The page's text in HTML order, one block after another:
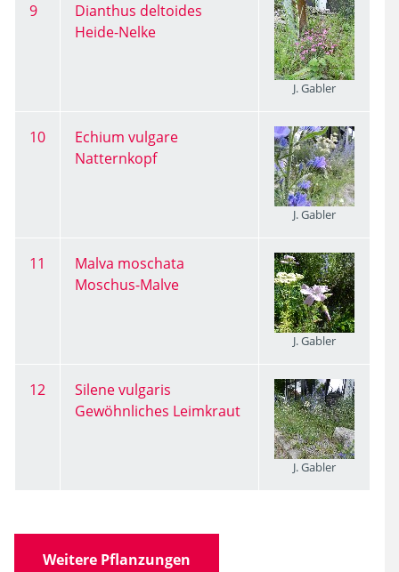
9
Dianthus deltoides
Heide-Nelke
J. Gabler
10
Echium vulgare
Natternkopf
J. Gabler
11
Malva moschata
Moschus-Malve
J. Gabler
12
Silene vulgaris
Gewöhnliches Leimkraut
J. Gabler
Weitere Pflanzungen